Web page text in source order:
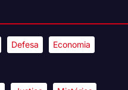
Defesa Economia